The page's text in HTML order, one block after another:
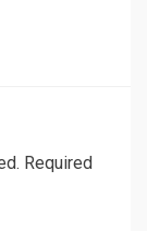
Required